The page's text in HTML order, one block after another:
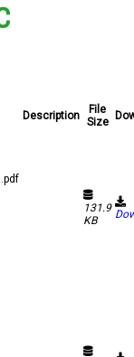
Description
File
Size
131.9
KB